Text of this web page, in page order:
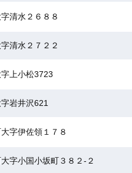
清水２６８８
清水２７２２
上小松3723
岩井沢621
字伊佐領１７８
字小国小坂町３８２-２